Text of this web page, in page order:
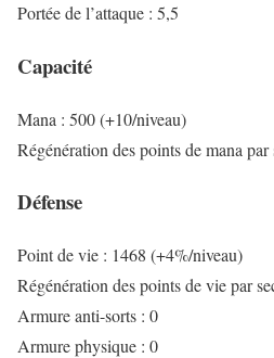
Portée de l’attaque : 5,5
Capacité
Mana : 500 (+10/niveau)
Régénération des points de mana
Défense
Point de vie : 1468 (+4%/niveau)
Régénération des points de vie par
Armure anti-sorts : 0
Armure physique : 0